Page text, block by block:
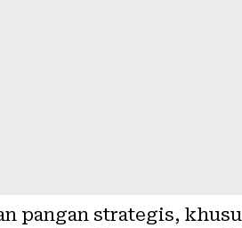
pangan strategis,